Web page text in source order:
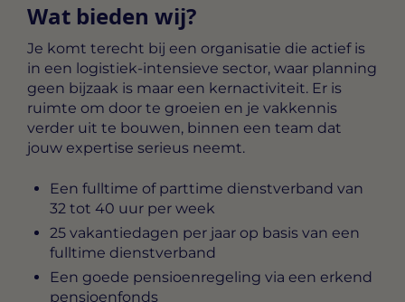
Wat bieden wij?
Je komt terecht bij een organisatie die actief is
in een logistiek-intensieve sector, waar planning
geen bijzaak is maar een kernactiviteit. Er is
ruimte om door te groeien en je vakkennis
verder uit te bouwen, binnen een team dat
jouw expertise serieus neemt.
Een fulltime of parttime dienstverband van
32 tot 40 uur per week
25 vakantiedagen per jaar op basis van een
fulltime dienstverband
Een goede pensioenregeling via een erkend
pensioenfonds